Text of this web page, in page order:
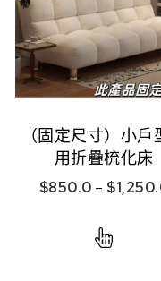
（固定尺寸）小戶
用折疊梳化床
$850.0 – $